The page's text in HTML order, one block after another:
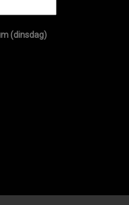
(dinsdag)